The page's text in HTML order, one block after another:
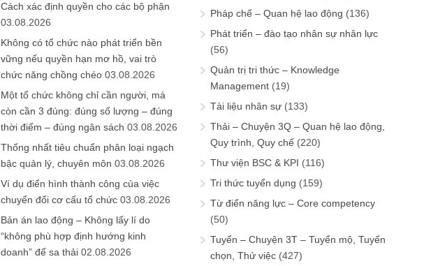
Cách xác định quyền cho các bộ phận
03.08.2026
Không có tổ chức nào phát triển bền
vững nếu quyền hạn mơ hồ, vai trò
chức năng chồng chéo 03.08.2026
Một tổ chức không chỉ cần người, mà
còn cần 3 đúng: đúng số lượng – đúng
thời điểm – đúng ngân sách 03.08.2026
Thống nhất tiêu chuẩn phân loại ngạch
bậc quản lý, chuyên môn 03.08.2026
Ví dụ điển hình thành công của việc
chuyển đổi cơ cấu tổ chức 03.08.2026
Bản án lao động – Không lấy lí do
“không phù hợp định hướng kinh
doanh” để sa thải 02.08.2026
Pháp chế – Quan hệ lao động (136)
Phát triển – đào tạo nhân sự nhân lực
(56)
Quản trị tri thức – Knowledge
Management (19)
Tài liệu nhân sự (133)
Thải – Chuyện 3Q – Quan hệ lao động,
Quy trình, Quy chế (220)
Thư viện BSC & KPI (116)
Tri thức tuyển dụng (159)
Từ điển năng lực – Core competency
(50)
Tuyển – Chuyện 3T – Tuyển mộ, Tuyển
chọn, Thử việc (427)